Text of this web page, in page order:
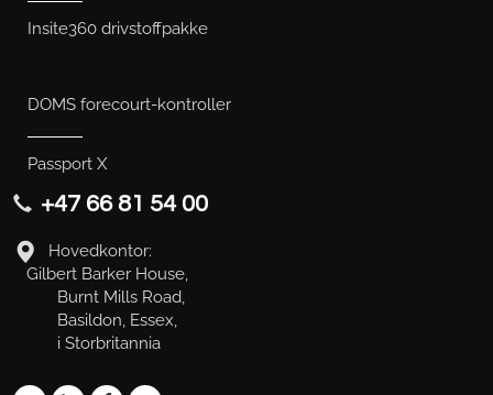
Insite360 drivstoffpakke
DOMS forecourt-kontroller
Passport X
+47 66 81 54 00
Hovedkontor:
Gilbert Barker House,
Burnt Mills Road,
Basildon, Essex,
i Storbritannia